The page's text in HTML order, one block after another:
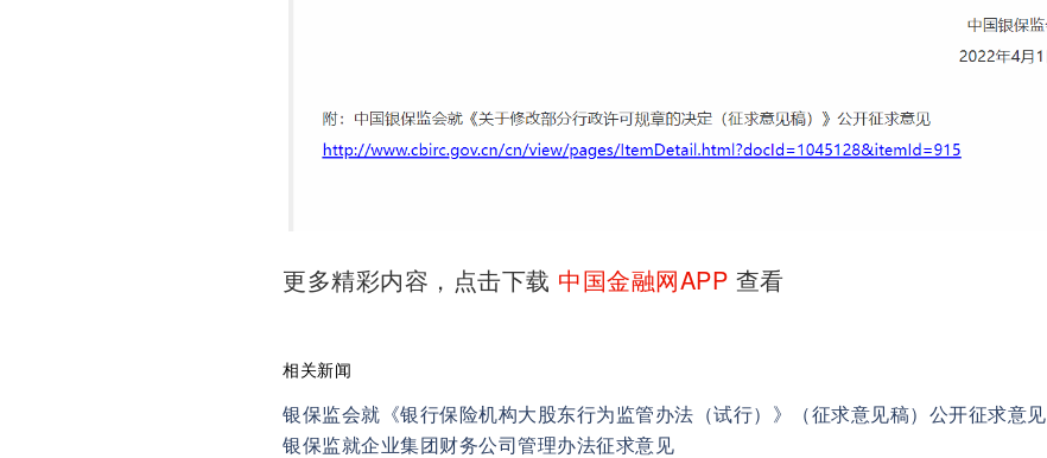
更多精彩内容，点击下载 中国金融网APP 查看
相关新闻
银保监会就《银行保险机构大股东行为监管办法（试行）》（征求意见稿）公开征求意见
银保监就企业集团财务公司管理办法征求意见